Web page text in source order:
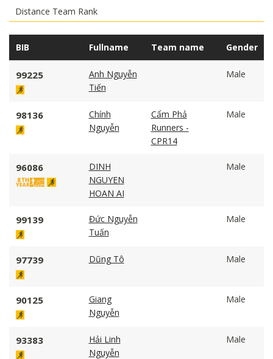
Distance Team Rank
BIB Fullname Team name Gender
99225
Anh Nguyễn
Tiến
Male
98136
Chính
Nguyễn
Cẩm Phả
Runners -
CPR14
Male
96086
DINH
NGUYEN
HOAN AI
Male
99139
Đức Nguyễn
Tuấn
Male
97739 Dũng Tô Male
90125
Giang
Nguyễn
Male
93383
Hải Linh
Nguyễn
Male